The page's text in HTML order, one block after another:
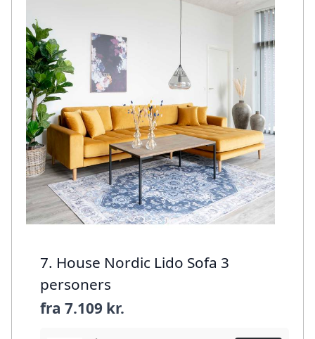
7. House Nordic Lido Sofa 3
personers
fra 7.109 kr.